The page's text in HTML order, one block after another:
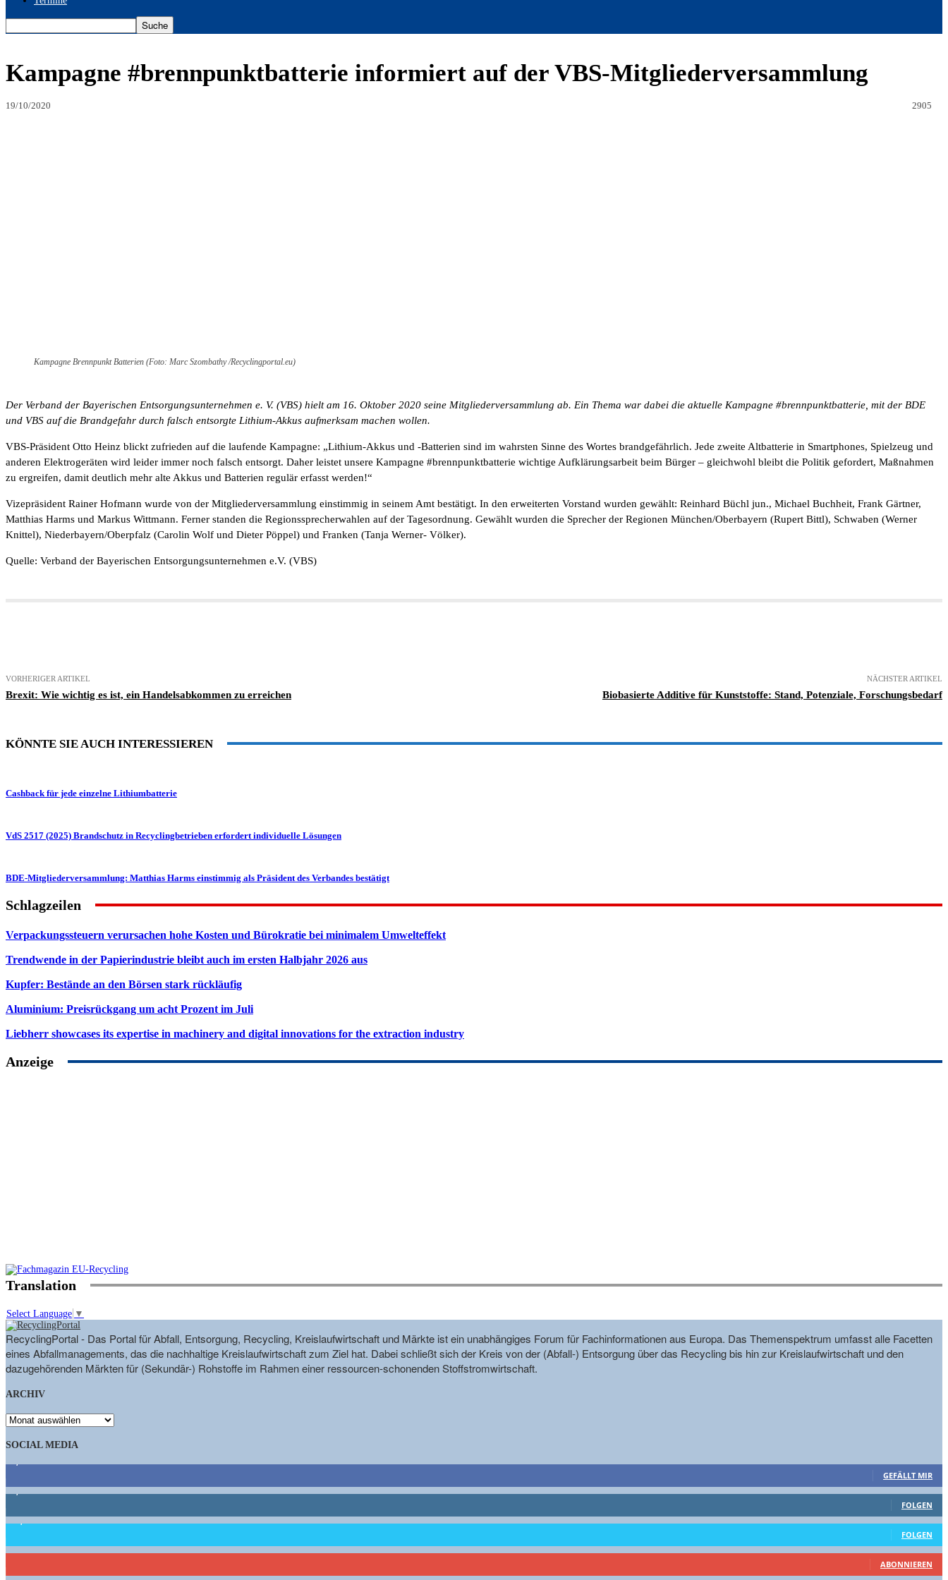
Kampagne #brennpunktbatterie informiert auf der VBS-Mitgliederversammlung
19/10/2020 2905
Kampagne Brennpunkt Batterien (Foto: Marc Szombathy /Recyclingportal.eu)
Der Verband der Bayerischen Entsorgungsunternehmen e. V. (VBS) hielt am 16. Oktober 2020 seine Mitgliederversammlung ab. Ein Thema war dabei die aktuelle Kampagne #brennpunktbatterie, mit der BDE
und VBS auf die Brandgefahr durch falsch entsorgte Lithium-Akkus aufmerksam machen wollen.
VBS-Präsident Otto Heinz blickt zufrieden auf die laufende Kampagne: „Lithium-Akkus und -Batterien sind im wahrsten Sinne des Wortes brandgefährlich. Jede zweite Altbatterie in Smartphones, Spielzeug und
anderen Elektrogeräten wird leider immer noch falsch entsorgt. Daher leistet unsere Kampagne #brennpunktbatterie wichtige Aufklärungsarbeit beim Bürger – gleichwohl bleibt die Politik gefordert, Maßnahmen
zu ergreifen, damit deutlich mehr alte Akkus und Batterien regulär erfasst werden!“
Vizepräsident Rainer Hofmann wurde von der Mitgliederversammlung einstimmig in seinem Amt bestätigt. In den erweiterten Vorstand wurden gewählt: Reinhard Büchl jun., Michael Buchheit, Frank Gärtner,
Matthias Harms und Markus Wittmann. Ferner standen die Regionssprecherwahlen auf der Tagesordnung. Gewählt wurden die Sprecher der Regionen München/Oberbayern (Rupert Bittl), Schwaben (Werner
Knittel), Niederbayern/Oberpfalz (Carolin Wolf und Dieter Pöppel) und Franken (Tanja Werner- Völker).
Quelle: Verband der Bayerischen Entsorgungsunternehmen e.V. (VBS)
VORHERIGER ARTIKEL
Brexit: Wie wichtig es ist, ein Handelsabkommen zu erreichen
NÄCHSTER ARTIKEL
Biobasierte Additive für Kunststoffe: Stand, Potenziale, Forschungsbedarf
KÖNNTE SIE AUCH INTERESSIEREN
Cashback für jede einzelne Lithiumbatterie
VdS 2517 (2025) Brandschutz in Recyclingbetrieben erfordert individuelle Lösungen
BDE-Mitgliederversammlung: Matthias Harms einstimmig als Präsident des Verbandes bestätigt
Schlagzeilen
Verpackungssteuern verursachen hohe Kosten und Bürokratie bei minimalem Umwelteffekt
Trendwende in der Papierindustrie bleibt auch im ersten Halbjahr 2026 aus
Kupfer: Bestände an den Börsen stark rückläufig
Aluminium: Preisrückgang um acht Prozent im Juli
Liebherr showcases its expertise in machinery and digital innovations for the extraction industry
Anzeige
Translation
Select Language ▼
RecyclingPortal - Das Portal für Abfall, Entsorgung, Recycling, Kreislaufwirtschaft und Märkte ist ein unabhängiges Forum für Fachinformationen aus Europa. Das Themenspektrum umfasst alle Facetten
eines Abfallmanagements, das die nachhaltige Kreislaufwirtschaft zum Ziel hat. Dabei schließt sich der Kreis von der (Abfall-) Entsorgung über das Recycling bis hin zur Kreislaufwirtschaft und den
dazugehörenden Märkten für (Sekundär-) Rohstoffe im Rahmen einer ressourcen-schonenden Stoffstromwirtschaft.
ARCHIV
ARCHIV
SOCIAL MEDIA
GEFÄLLT MIR
1,662 Follower
FOLGEN
15,658 Follower
FOLGEN
460 Abonnenten
ABONNIEREN